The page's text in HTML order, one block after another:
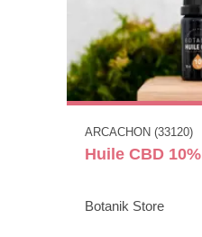
ARCACHON (33120)
Huile CBD 10%
Botanik Store